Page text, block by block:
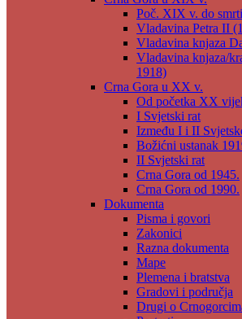
Poč. XIX v. do
Vladavina Petra II
Vladavina knjaza
Vladavina knjaza/
1918)
Crna Gora u XX v.
Od početka XX
I Svjetski rat
Između I i II
Božićni ustanak
II Svjetski rat
Crna Gora od 1945.
Crna Gora od 1990.
Dokumenta
Pisma i govori
Zakonici
Razna dokumenta
Mape
Plemena i bratstva
Gradovi i područja
Drugi o